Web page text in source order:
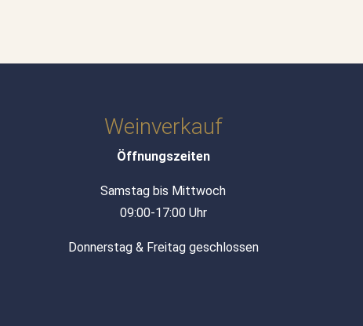
Weinverkauf
Öffnungszeiten
Samstag bis Mittwoch
09:00-17:00 Uhr
Donnerstag & Freitag geschlossen